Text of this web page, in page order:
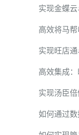
实现金蝶
高效将马
如何通过